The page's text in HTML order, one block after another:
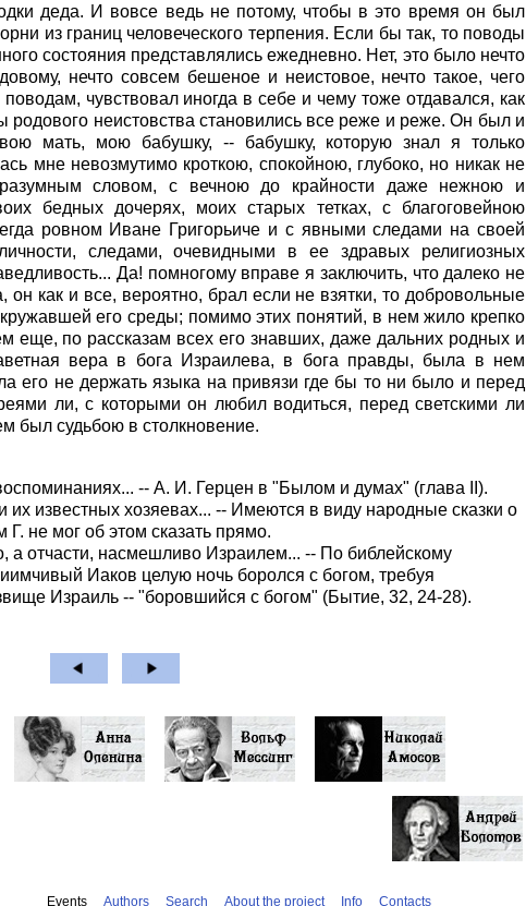
деда. И вовсе ведь не потому, чтобы в это время он был
из границ человеческого терпения. Если бы так, то поводы
состояния представлялись ежедневно. Нет, это было нечто
нечто совсем бешеное и неистовое, нечто такое, чего
чувствовал иногда в себе и чему тоже отдавался, как
родового неистовства становились все реже и реже. Он был и
мать, мою бабушку, -- бабушку, которую знал я только
мне невозмутимо кроткою, спокойною, глубоко, но никак не
словом, с вечною до крайности даже нежною и
бедных дочерях, моих старых тетках, с благоговейною
ровном Иване Григорьиче и с явными следами на своей
следами, очевидными в ее здравых религиозных
Да! помногому вправе я заключить, что далеко не
как и все, вероятно, брал если не взятки, то добровольные
его среды; помимо этих понятий, в нем жило крепко
еще, по рассказам всех его знавших, даже дальних родных и
вера в бога Израилева, в бога правды, была в нем
его не держать языка на привязи где бы то ни было и перед
ли, с которыми он любил водиться, перед светскими ли
был судьбою в столкновение.
-- А. И. Герцен в "Былом и думах" (глава II).
их известных хозяевах... -- Имеются в виду народные сказки о
не мог об этом сказать прямо.
а отчасти, насмешливо Израилем... -- По библейскому
Иаков целую ночь боролся с богом, требуя
Израиль -- "боровшийся с богом" (Бытие, 32, 24-28).
Events Authors Search About the project Info Contacts